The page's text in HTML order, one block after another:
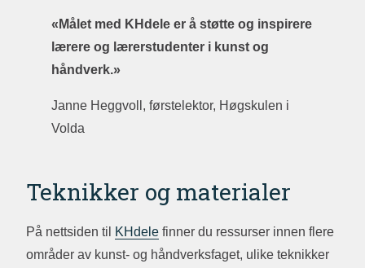
«Målet med KHdele er å støtte og inspirere
lærere og lærerstudenter i kunst og
håndverk.»
Janne Heggvoll, førstelektor, Høgskulen i
Volda
Teknikker og materialer
På nettsiden til KHdele finner du ressurser innen flere
områder av kunst- og håndverksfaget, ulike teknikker